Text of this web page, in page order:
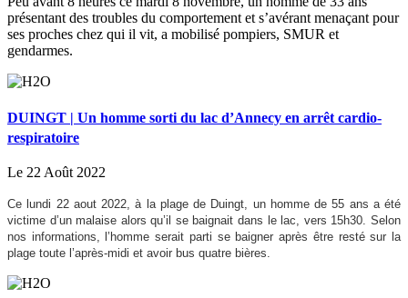
présentant des troubles du comportement et s’avérant menaçant pour
ses proches chez qui il vit, a mobilisé pompiers, SMUR et
gendarmes.
DUINGT | Un homme sorti du lac d’Annecy en arrêt cardio-
respiratoire
Le 22 Août 2022
Ce lundi 22 aout 2022, à la plage de Duingt, un homme de 55 ans a été
victime d’un malaise alors qu’il se baignait dans le lac, vers 15h30. Selon
nos informations, l’homme serait parti se baigner après être resté sur la
plage toute l’après-midi et avoir bus quatre bières.